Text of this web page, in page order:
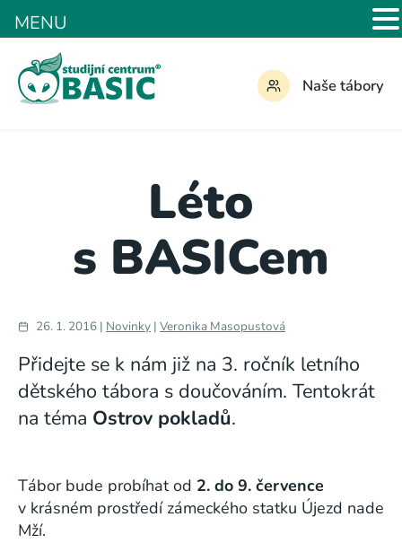
Naše tábory
Léto
s BASICem
26. 1. 2016 | Novinky | Veronika Masopustová
Přidejte se k nám již na 3. ročník letního
dětského tábora s doučováním. Tentokrát
na téma Ostrov pokladů.
Tábor bude probíhat od 2. do 9. července
v krásném prostředí zámeckého statku Újezd nade
Mží.
MENU